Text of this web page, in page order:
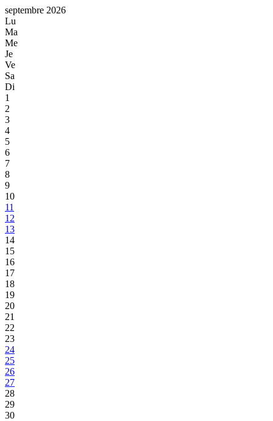
septembre 2026
Lu
Ma
Me
Je
Ve
Sa
Di
1
2
3
4
5
6
7
8
9
10
11
12
13
14
15
16
17
18
19
20
21
22
23
24
25
26
27
28
29
30